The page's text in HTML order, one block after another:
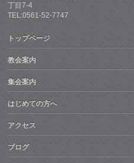
丁目7-4
TEL:0561-52-7747
トップページ
教会案内
集会案内
はじめての方へ
アクセス
ブログ